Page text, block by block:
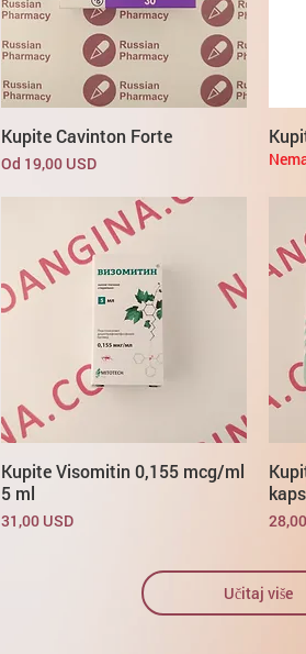
Kupite Cavinton Forte
Od 19,00 USD
Cijena s popustom
Kupite Visomitin 0,155 mcg/ml
5 ml
Cijena
31,00 USD Cijena
Učitaj više